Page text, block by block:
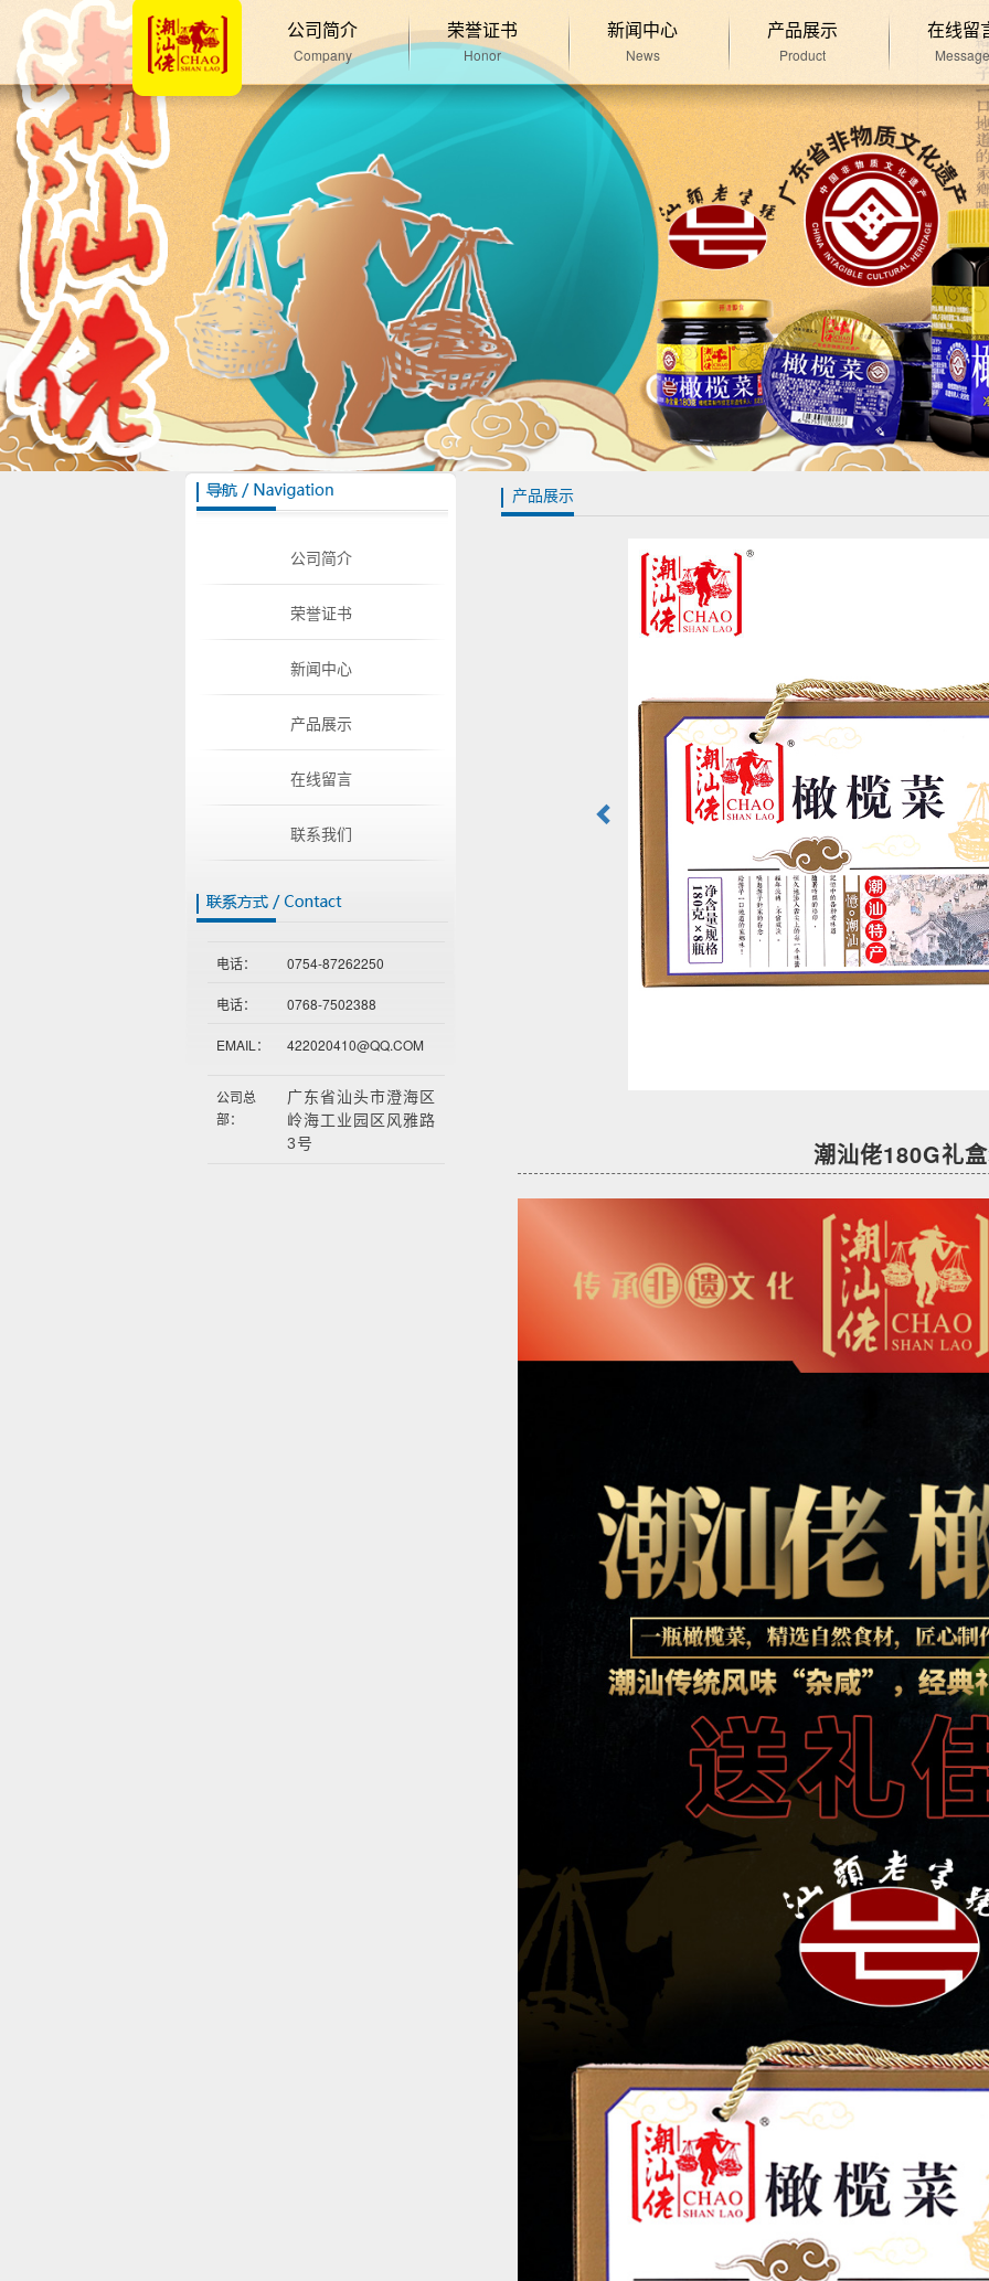
公司简介
Company
荣誉证书
Honor
新闻中心
News
产品展示
Product
在线留
Message
公司简介
荣誉证书
新闻中心
产品展示
在线留言
联系我们
电话： 0754-87262250
电话： 0768-7502388
EMAIL： 422020410@QQ.COM
公司总
部：
广东省汕头市澄海区
岭海工业园区风雅路
3号
产品展示
潮汕佬180G礼